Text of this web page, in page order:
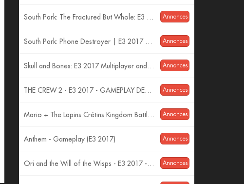
Annonces
Annonces
Annonces
Annonces
Annonces
Annonces
Anthem - Gameplay (E3 2017)
Annonces